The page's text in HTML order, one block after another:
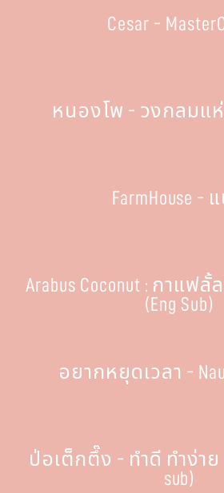
Cesar -
หนองโพ - วงกลมแ
FarmHouse -
Arabus Coconut : กาแฟลั้ล
(Eng Sub)
อยากหยุดเวลา -
ป่อเต็กตึ๊ง - ทำดี ทำง่าย
sub)